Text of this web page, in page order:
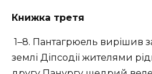
Книжка третя
1–8. Пантагрюель вирішив
землі Діпсодії жителями